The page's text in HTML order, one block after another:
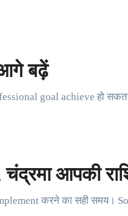
बढ़ें
goal achieve हो
आपकी
करने का सही समय।